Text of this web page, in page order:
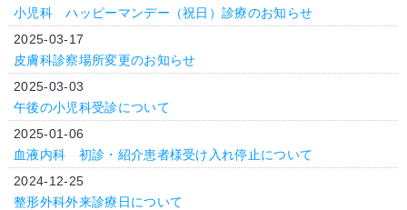
小児科 ハッピーマンデー（祝日）診療のお知らせ
2025-03-17
皮膚科診察場所変更のお知らせ
2025-03-03
午後の小児科受診について
2025-01-06
血液内科 初診・紹介患者様受け入れ停止について
2024-12-25
整形外科外来診療日について